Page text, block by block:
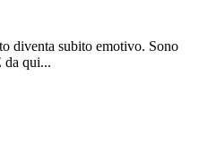
diventa subito emotivo. Sono
da qui...